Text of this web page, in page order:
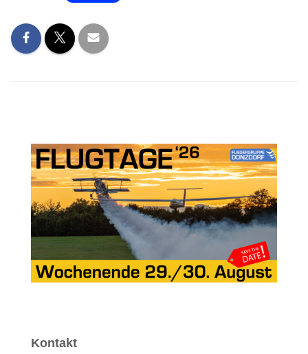
Kontakt